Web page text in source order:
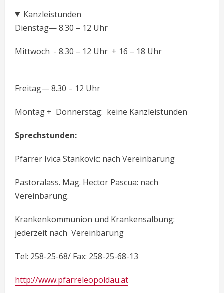
Kanzleistunden
Dienstag— 8.30 – 12 Uhr
Mittwoch - 8.30 – 12 Uhr + 16 – 18 Uhr
Freitag— 8.30 – 12 Uhr
Montag + Donnerstag: keine Kanzleistunden
Sprechstunden:
Pfarrer Ivica Stankovic: nach Vereinbarung
Pastoralass. Mag. Hector Pascua: nach
Vereinbarung.
Krankenkommunion und Krankensalbung:
jederzeit nach Vereinbarung
Tel: 258-25-68/ Fax: 258-25-68-13
http://www.pfarreleopoldau.at